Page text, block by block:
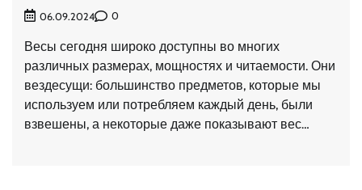
06.09.2024 0
Весы сегодня широко доступны во многих
различных размерах, мощностях и читаемости. Они
вездесущи: большинство предметов, которые мы
используем или потребляем каждый день, были
взвешены, а некоторые даже показывают вес…